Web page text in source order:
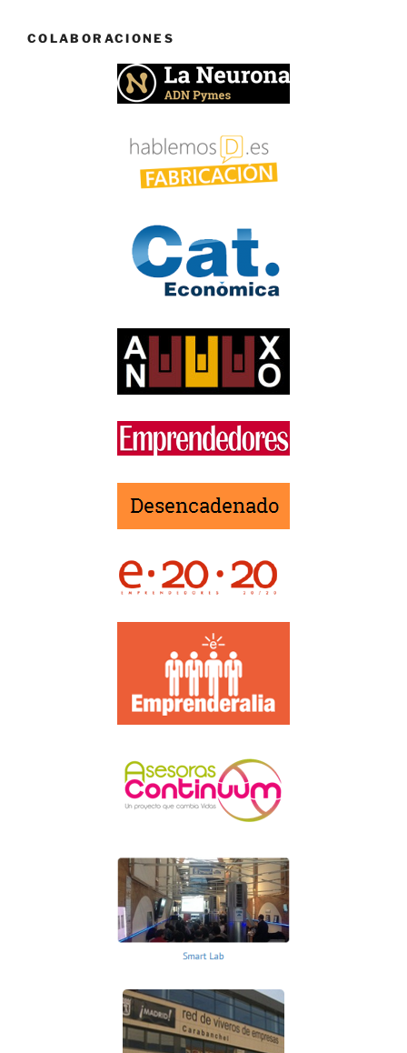
COLABORACIONES